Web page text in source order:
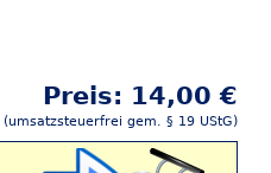
Preis: 14,00 €
(umsatzsteuerfrei gem. § 19 UStG)